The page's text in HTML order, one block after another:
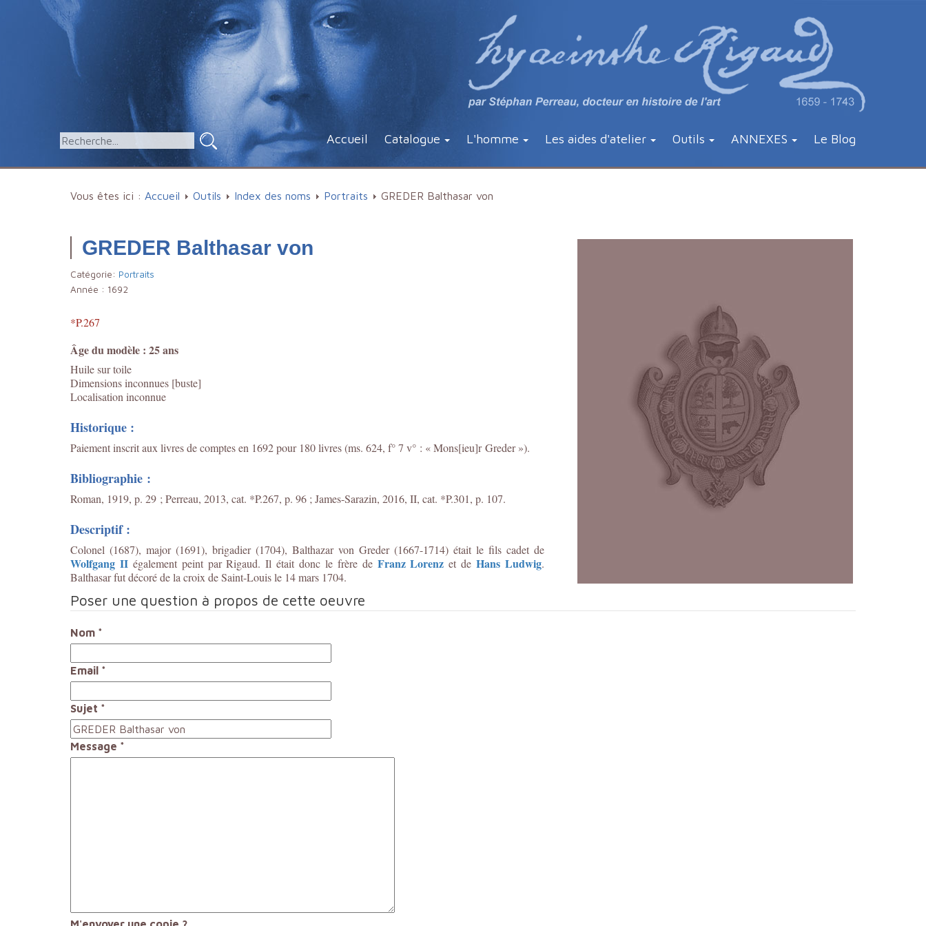
Accueil Catalogue L'homme Les aides d'atelier Outils ANNEXES Le Blog
Vous êtes ici : Accueil Outils Index des noms Portraits GREDER Balthasar von
GREDER Balthasar von
Catégorie: Portraits
Année : 1692
*P.267
Âge du modèle : 25 ans
Huile sur toile
Dimensions inconnues [buste]
Localisation inconnue
Historique :
Paiement inscrit aux livres de comptes en 1692 pour 180 livres (ms. 624, f° 7 v° : « Mons[ieu]r Greder »).
Bibliographie :
Roman, 1919, p. 29 ; Perreau, 2013, cat. *P.267, p. 96 ; James-Sarazin, 2016, II, cat. *P.301, p. 107.
Descriptif :
Colonel (1687), major (1691), brigadier (1704), Balthazar von Greder (1667-1714) était le fils cadet de
Wolfgang II également peint par Rigaud. Il était donc le frère de Franz Lorenz et deHans Ludwig.
Balthasar fut décoré de la croix de Saint-Louis le 14 mars 1704.
Poser une question à propos de cette oeuvre
Nom *
Email *
Sujet *
Message *